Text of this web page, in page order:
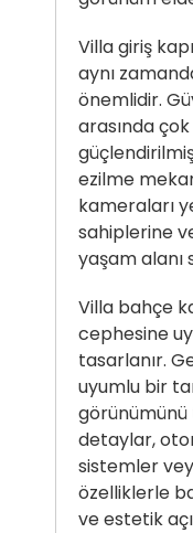
Villa giriş
aynı
önemlidir.
arasında
ezilme
kameraları
sahiplerine
yaşam alanı
Villa bahçe
cephesine
tasarlanır.
uyumlu bir
detaylar,
sistemler
özelliklerle
ve estetik